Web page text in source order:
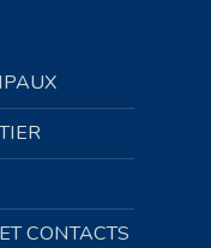
CONTACTS